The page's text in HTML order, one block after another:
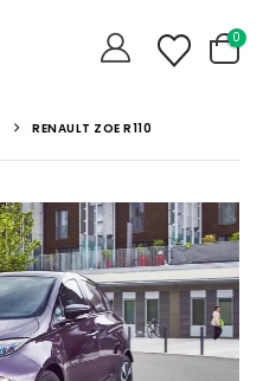
0
RENAULT ZOE R110